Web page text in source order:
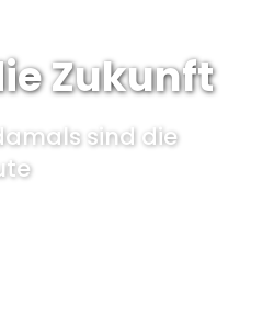
Zukunft
sind die